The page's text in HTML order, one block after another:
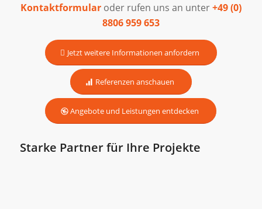
Kontaktformular oder rufen uns an unter+49 (0)
8806 959 653
Jetzt weitere Informationen anfordern
Referenzen anschauen
Angebote und Leistungen entdecken
Starke Partner für Ihre Projekte